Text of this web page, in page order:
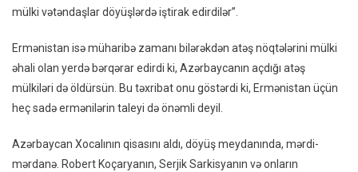
mülki vətəndaşlar döyüşlərdə iştirak edirdilər”.
Ermənistan isə müharibə zamanı bilərəkdən atəş nöqtələrini mülki
əhali olan yerdə bərqərar edirdi ki, Azərbaycanın açdığı atəş
mülkiləri də öldürsün. Bu təxribat onu göstərdi ki, Ermənistan üçün
heç sadə ermənilərin taleyi də önəmli deyil.
Azərbaycan Xocalının qisasını aldı, döyüş meydanında, mərdi-
mərdanə. Robert Koçaryanın, Serjik Sarkisyanın və onların